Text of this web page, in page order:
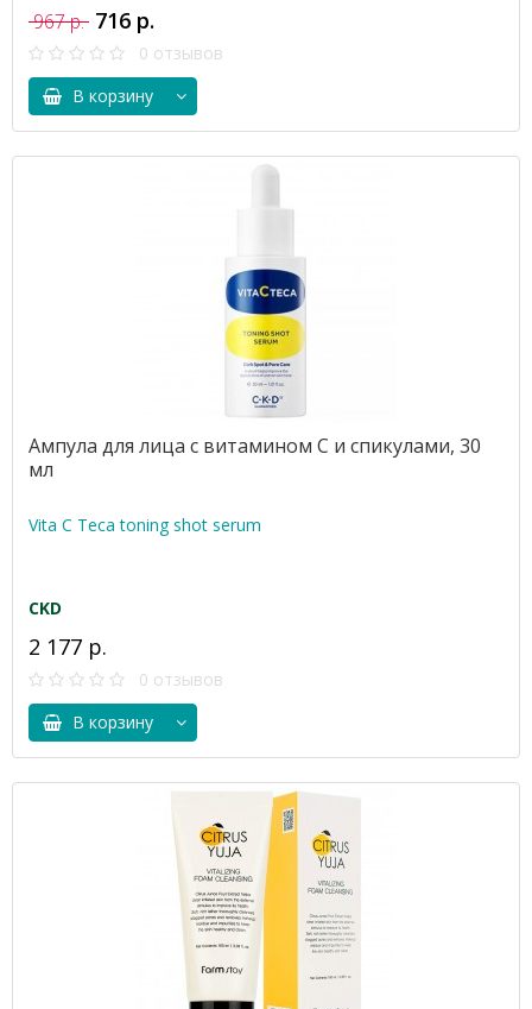
967 р. 716 р.
0 отзывов
В корзину
Ампула для лица с витамином С и спикулами, 30
мл
Vita C Teca toning shot serum
CKD
2 177 р.
0 отзывов
В корзину